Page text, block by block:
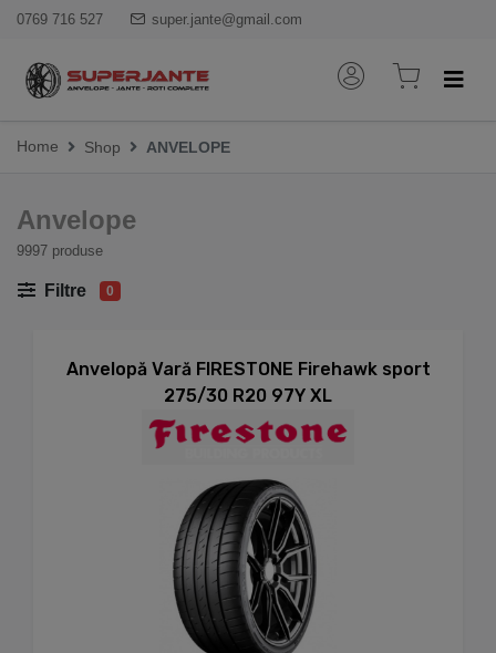
0769 716 527 super.jante@gmail.com
Home Shop ANVELOPE
Anvelope
9997 produse
Filtre 0
Anvelopă Vară FIRESTONE Firehawk sport
275/30 R20 97Y XL